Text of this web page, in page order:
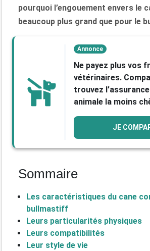
pourquoi l’engouement envers le
beaucoup plus grand que pour le
Annonce
Ne payez plus vos
vétérinaires.
trouvez
animale la moins
JE
Sommaire
Les caractéristiques du cane
bullmastiff
Leurs particularités physiques
Leurs compatibilités
Leur style de vie